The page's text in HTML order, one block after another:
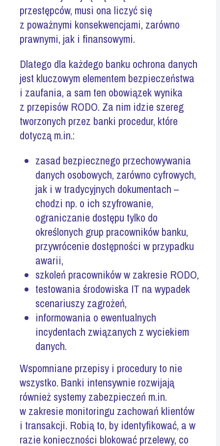
przestępców, musi ona liczyć się
z poważnymi konsekwencjami, zarówno
prawnymi, jak i finansowymi.
Dlatego dla każdego banku ochrona danych
jest kluczowym elementem bezpieczeństwa
i zaufania, a sam ten obowiązek wynika
z przepisów RODO. Za nim idzie szereg
tworzonych przez banki procedur, które
dotyczą m.in.:
zasad bezpiecznego przechowywania
danych osobowych, zarówno cyfrowych,
jak i w tradycyjnych dokumentach –
chodzi np. o ich szyfrowanie,
ograniczanie dostępu tylko do
określonych grup pracowników banku,
przywrócenie dostępności w przypadku
awarii,
szkoleń pracowników w zakresie RODO,
testowania środowiska IT na wypadek
scenariuszy zagrożeń,
informowania o ewentualnych
incydentach związanych z wyciekiem
danych.
Wspomniane przepisy i procedury to nie
wszystko. Banki intensywnie rozwijają
również systemy zabezpieczeń m.in.
w zakresie monitoringu zachowań klientów
i transakcji. Robią to, by identyfikować, a w
razie konieczności blokować przelewy, co